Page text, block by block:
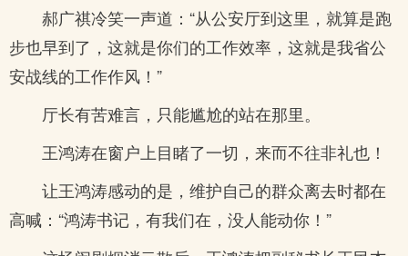
郝广祺冷笑一声道：“从公安厅到这里，就算是跑
步也早到了，这就是你们的工作效率，这就是我省公
安战线的工作作风！”
厅长有苦难言，只能尴尬的站在那里。
王鸿涛在窗户上目睹了一切，来而不往非礼也！
让王鸿涛感动的是，维护自己的群众离去时都在
高喊：“鸿涛书记，有我们在，没人能动你！”